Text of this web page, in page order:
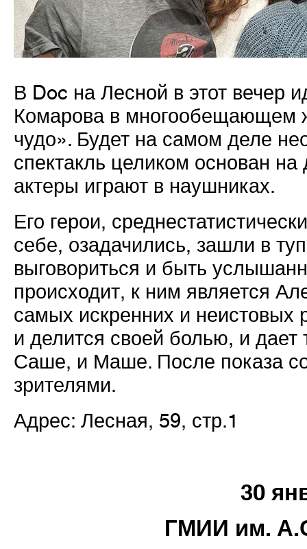
В Doc на Лесной в этот вечер
Комарова в многообещающем
чудо». Будет на самом деле
спектакль целиком основан
актеры играют в наушниках.
Его герои,
себе, озадачились, зашли в
выговориться и быть
происходит, к ним является
самых искренних и неистовых
и делится своей болью, и
Саше, и Маше. После показа
зрителями.
Адрес: Лесная, 59, стр.1
30
ГМИИ им.